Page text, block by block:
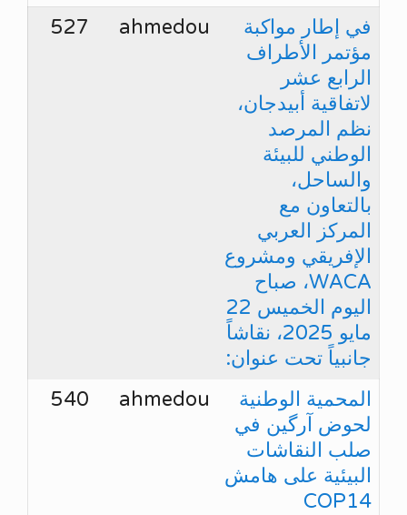
في إطار مواكبة
مؤتمر الأطراف
الرابع عشر
لاتفاقية أبيدجان،
نظم المرصد
الوطني للبيئة
والساحل،
بالتعاون مع
المركز العربي
الإفريقي ومشروع
WACA، صباح
اليوم الخميس 22
مايو 2025، نقاشاً
جانبياً تحت عنوان:
ahmedou
527
المحمية الوطنية
لحوض آرگين في
صلب النقاشات
البيئية على هامش
COP14
ahmedou
540